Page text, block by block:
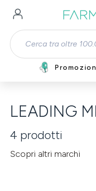
Passa al contenuto
LEADING
4 prodotti
Scopri altri marchi